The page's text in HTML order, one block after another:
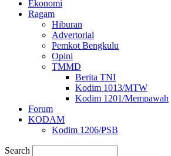
Ekonomi
Ragam
Hiburan
Advertorial
Pemkot Bengkulu
Opini
TMMD
Berita TNI
Kodim 1013/MTW
Kodim 1201/Mempawah
Forum
KODAM
Kodim 1206/PSB
Search